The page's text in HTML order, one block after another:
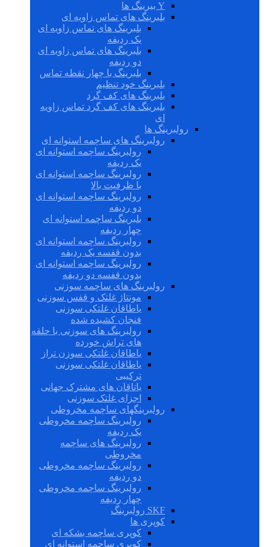
Y بیرینگ ها
بلبرینگ های تماس زاویه ای
بلبرینگ های تماس زاویه ای
یک ردیفه
بلبرینگ های تماس زاویه ای
دو ردیفه
بلبرینگ با چهار نقطه تماس
بلبرینگ خود تنظیم
بلبرینگ های کف گرد
بلبرینگ های کف گرد تماس زاویه
ای
رولبرینگ ها
رولبرینگ های ساچمه استوانه ای
رولبرینگ ساچمه استوانه ای
یک ردیفه
رولبرینگ ساچمه استوانه ای
با ظرفیت بالا
رولبرینگ ساچمه استوانه ای
دو ردیفه
بلبرینگ ساچمه استوانه ای
چهار ردیفه
رولبرینگ ساچمه استوانه ای
بدون قفسه یک ردیفه
رولبرینگ ساچمه استوانه ای
بدون قفسه دو ردیفه
رولبرینگ های ساچمه سوزنی
مونتاژ غلتک و قفس سوزنی
یاطاقان غلتکی سوزنی
فنجان کشیده شده
رولبرینگ های سوزنی با حلقه
های تراش خورده
یاطاقان غلتکی سوزن تراز
یاطاقان غلتکی سوزنی
ترکیبی
یاتاقان های مشترک جهانی
اجزای غلتک سوزنی
رولبرینگهای ساچمه مخروطی
رولبرینگ ساچمه مخروطی
یک ردیفه
رولبرینگ های ساچمه
مخروطی
رولبرینگ ساچمه مخروطی
دو ردیفه
رولبرینگ ساچمه مخروطی
چهار ردیفه
SKF رولبرینگ
کوپری ها
کوپری ساچمه بشکه ای
کوپری ساچمه استوانه ای